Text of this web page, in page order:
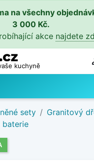
na všechny
3 000 Kč.
akce najdete
kuchyně
sety
Granitový
baterie